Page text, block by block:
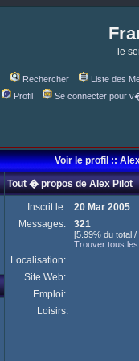
le
Rechercher Liste des
Profil
Se connecter pour
Voir le profil ::
Tout � propos de Alex Pilot
Inscrit le:
20 Mar 2005
Messages:
321
[5.99% du total
Trouver tous
Localisation:
Site Web:
Emploi:
Loisirs: